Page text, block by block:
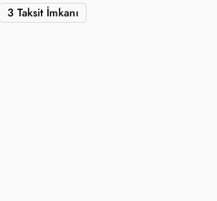
3 Taksit İmkanı